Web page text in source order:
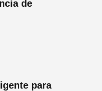
de
para